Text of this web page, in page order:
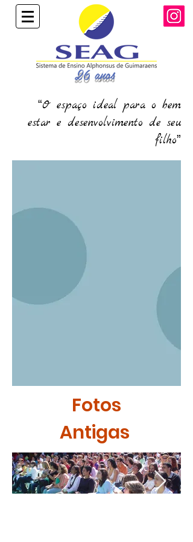
26 anos
“O espaço ideal para o bem
estar e desenvolvimento de seu
filho”
Fotos
Antigas